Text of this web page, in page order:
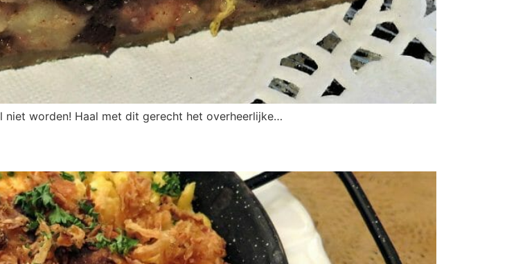
worden! Haal met dit gerecht het overheerlijke…